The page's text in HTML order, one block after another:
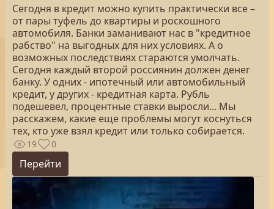
Сегодня в кредит можно купить практически все –
от пары туфель до квартиры и роскошного
автомобиля. Банки заманивают нас в "кредитное
рабство" на выгодных для них условиях. А о
возможных последствиях стараются умолчать.
Сегодня каждый второй россиянин должен денег
банку. У одних - ипотечный или автомобильный
кредит, у других - кредитная карта. Рубль
подешевел, процентные ставки выросли... Мы
расскажем, какие еще проблемы могут коснуться
тех, кто уже взял кредит или только собирается.
19 0
Перейти